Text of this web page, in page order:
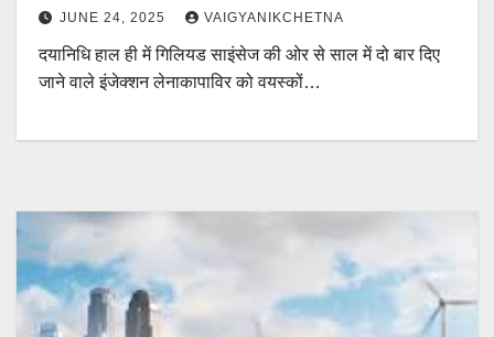
JUNE 24, 2025 VAIGYANIKCHETNA
दयानिधि हाल ही में गिलियड साइंसेज की ओर से साल में दो बार दिए
जाने वाले इंजेक्शन लेनाकापाविर को वयस्कों…